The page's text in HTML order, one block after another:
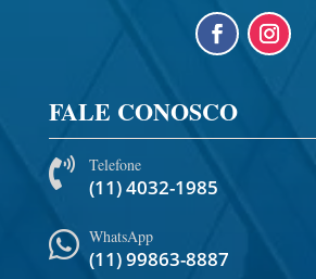
FALE CONOSCO
 Telefone
(11) 4032-1985
 WhatsApp
(11) 99863-8887